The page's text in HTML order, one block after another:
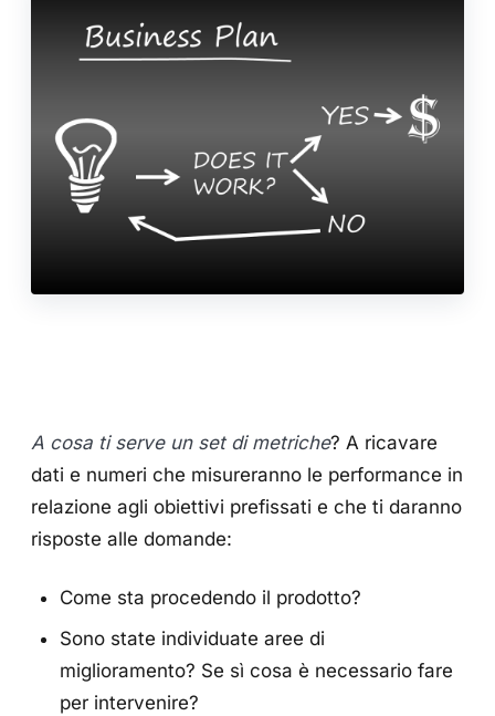
A cosa ti serve un set di metriche? A ricavare
dati e numeri che misureranno le performance in
relazione agli obiettivi prefissati e che ti daranno
risposte alle domande:
Come sta procedendo il prodotto?
Sono state individuate aree di
miglioramento? Se sì cosa è necessario fare
per intervenire?